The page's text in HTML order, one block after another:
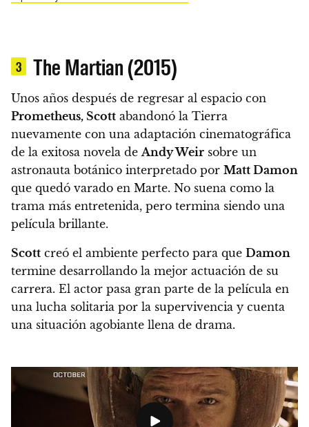
3 The Martian (2015)
Unos años después de regresar al espacio con
Prometheus, Scott abandonó la Tierra
nuevamente con una adaptación cinematográfica
de la exitosa novela de Andy Weir sobre un
astronauta botánico interpretado por Matt Damon
que quedó varado en Marte. No suena como la
trama más entretenida, pero termina siendo una
película brillante.
Scott creó el ambiente perfecto para que Damon
termine desarrollando la mejor actuación de su
carrera. El actor pasa gran parte de la película en
una lucha solitaria por la supervivencia y cuenta
una situación agobiante llena de drama.